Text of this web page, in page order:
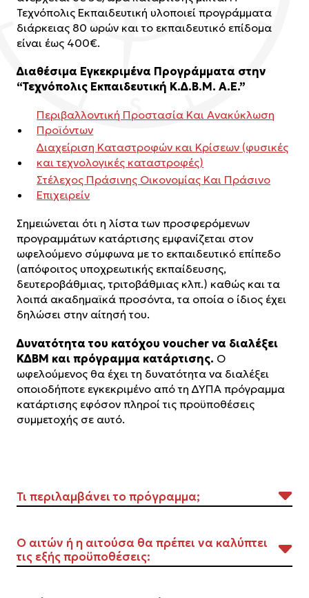
Τεχνόπολις Εκπαιδευτική υλοποιεί προγράμματα
διάρκειας 80 ωρών και το εκπαιδευτικό επίδομα
είναι έως 400€.
Διαθέσιμα Εγκεκριμένα Προγράμματα στην
“Τεχνόπολις Εκπαιδευτική Κ.Δ.Β.Μ. Α.Ε.”
Περιβαλλοντική Προστασία Και Ανακύκλωση
Προϊόντων
Διαχείριση Καταστροφών και Κρίσεων (φυσικές
και τεχνολογικές καταστροφές)
Στέλεχος Πράσινης Οικονομίας Και Πράσινο
Επιχειρείν
Σημειώνεται ότι η λίστα των προσφερόμενων
προγραμμάτων κατάρτισης εμφανίζεται στον
ωφελούμενο σύμφωνα με το εκπαιδευτικό επίπεδο
(απόφοιτος υποχρεωτικής εκπαίδευσης,
δευτεροβάθμιας, τριτοβάθμιας κλπ.) καθώς και τα
λοιπά ακαδημαϊκά προσόντα, τα οποία ο ίδιος έχει
δηλώσει στην αίτησή του.
Δυνατότητα του κατόχου voucher να διαλέξει
ΚΔΒΜ και πρόγραμμα κατάρτισης. Ο
ωφελούμενος θα έχει τη δυνατότητα να διαλέξει
οποιοδήποτε εγκεκριμένο από τη ΔΥΠΑ πρόγραμμα
κατάρτισης εφόσον πληροί τις προϋποθέσεις
συμμετοχής σε αυτό.
Τι περιλαμβάνει το πρόγραμμα;
Το πρόγραμμα περιλαμβάνει:
Θεωρητική κατάρτιση διάρκειας 80 ωρών που
προγράμματα υλοποιούνται με τη μέθοδο της
Ο αιτών ή η αιτούσα θα πρέπει να καλύπτει
τις εξής προϋποθέσεις:
Εγγραφή στα μητρώα ανεργίας της ΔΥΠΑ (πρώην